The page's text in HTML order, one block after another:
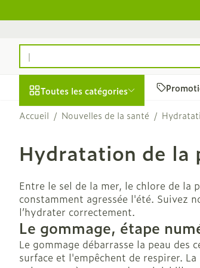
Rechercher
Toutes les catégories
Promotions
Beauté, soins et
hygiène
Afficher le
Accueil / Nouvelles de la santé /
Hydratation de la
Entre le sel de la mer, le chlore de la
constamment agressée l'été. Suivez
l’hydrater correctement.
Le gommage, étape
Le gommage débarrasse la peau des
surface et l'empêchent de respirer.